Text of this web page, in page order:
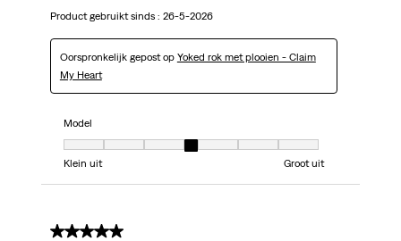
Product gebruikt sinds : 26-5-2026
Oorspronkelijk gepost op Yoked rok met plooien - Claim
My Heart
Model
Model, 4 van 7, waarbij 1 gelijk is aan Klein uit en 7 gelijk is aan Groot uit
Klein uit
Groot uit
4 van 5 sterren.